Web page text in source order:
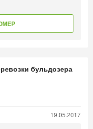
бульдозера
19.05.2017